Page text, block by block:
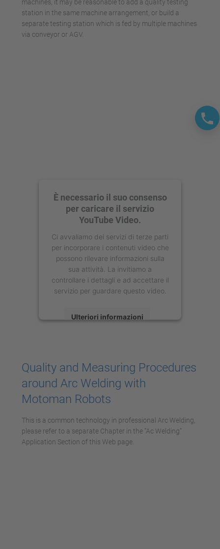
machines, it may be reasonable to add a quality testing
station in the same machine arrangement, or build a
separate testing station which is fed by multiple machines
via conveyor or AGV.
È necessario il suo consenso
per caricare il servizio
YouTube Video.
Ci avvaliamo dei servizi di terze parti
per incorporare i contenuti video che
possono rilevare informazioni sulla
sua attività. La invitiamo a
controllare i dettagli e ad accettare il
servizio per guardare questo video.
Ulteriori informazioni
Management Platform
Quality and Measuring Procedures
around Arc Welding with
Motoman Robots
This is a common technology in professional Arc Welding,
please refer to a separate Chapter in the "Ac Welding"
Application Section of this Web page.